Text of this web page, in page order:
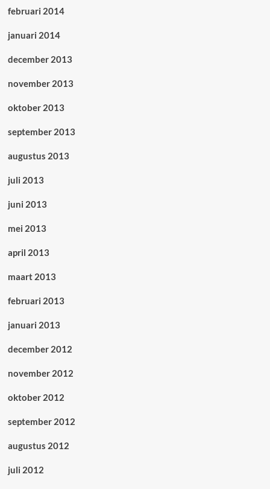
februari 2014
januari 2014
december 2013
november 2013
oktober 2013
september 2013
augustus 2013
juli 2013
juni 2013
mei 2013
april 2013
maart 2013
februari 2013
januari 2013
december 2012
november 2012
oktober 2012
september 2012
augustus 2012
juli 2012